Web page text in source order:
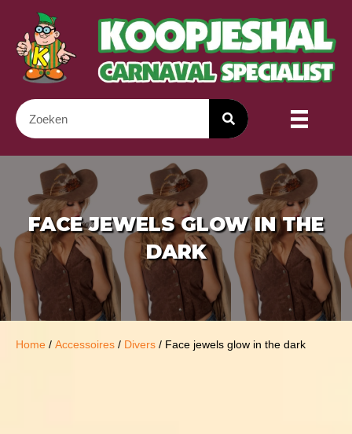
FACE JEWELS GLOW IN THE
DARK
Home / Accessoires / Divers / Face jewels glow in the dark